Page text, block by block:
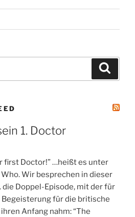
1. Doctor
first Doctor!” …heißt es unter
Wir besprechen in dieser
die Doppel-Episode, mit der für
Begeisterung für die britische
Anfang nahm: “The